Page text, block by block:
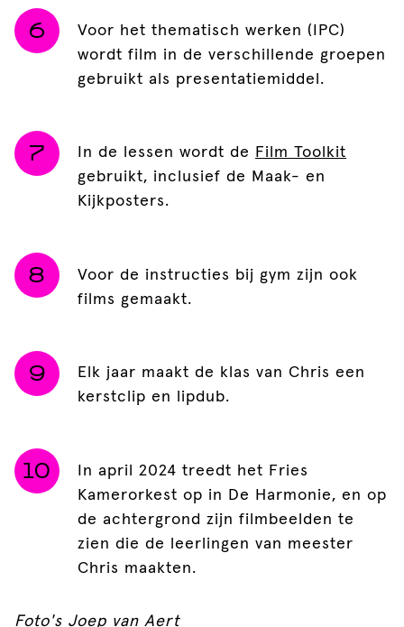
Voor het thematisch werken (IPC)
wordt film in de verschillende groepen
gebruikt als presentatiemiddel.
In de lessen wordt de
Film Toolkit
gebruikt, inclusief de Maak- en
Kijkposters.
Voor de instructies bij gym zijn ook
films gemaakt.
Elk jaar maakt de klas van Chris een
kerstclip en lipdub.
In april 2024 treedt het Fries
Kamerorkest op in De Harmonie, en op
de achtergrond zijn filmbeelden te
zien die de leerlingen van meester
Chris maakten.
Foto's Joep van Aert